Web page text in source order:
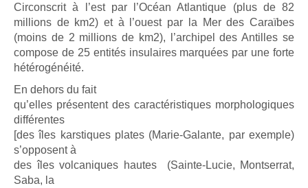
Circonscrit à l’est par l’Océan Atlantique (plus de 82
millions de km2) et à l’ouest par la Mer des Caraïbes
(moins de 2 millions de km2), l’archipel des Antilles se
compose de 25 entités insulaires marquées par une forte
hétérogénéité.
En dehors du fait
qu’elles présentent des caractéristiques morphologiques
différentes
[des îles karstiques plates (Marie-Galante, par exemple)
s’opposent à
des îles volcaniques hautes (Sainte-Lucie, Montserrat,
Saba, la